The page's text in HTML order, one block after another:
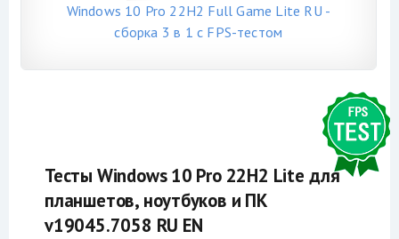
Windows 10 Pro 22H2 Full Game Lite RU -
сборка 3 в 1 с FPS-тестом
Тесты Windows 10 Pro 22H2 Lite для
планшетов, ноутбуков и ПК
v19045.7058 RU EN